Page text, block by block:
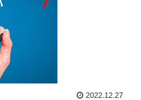
2022.12.27